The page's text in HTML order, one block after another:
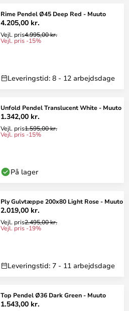
Rime Pendel Ø45 Deep Red - Muuto
4.205,00 kr.
Vejl. pris4.995,00 kr.
Vejl. pris -15%
Leveringstid: 8 - 12 arbejdsdage
Unfold Pendel Translucent White - Muuto
1.342,00 kr.
Vejl. pris1.595,00 kr.
Vejl. pris -15%
På lager
Ply Gulvtæppe 200x80 Light Rose - Muuto
2.019,00 kr.
Vejl. pris2.495,00 kr.
Vejl. pris -19%
Leveringstid: 7 - 11 arbejdsdage
Top Pendel Ø36 Dark Green - Muuto
1.543,00 kr.